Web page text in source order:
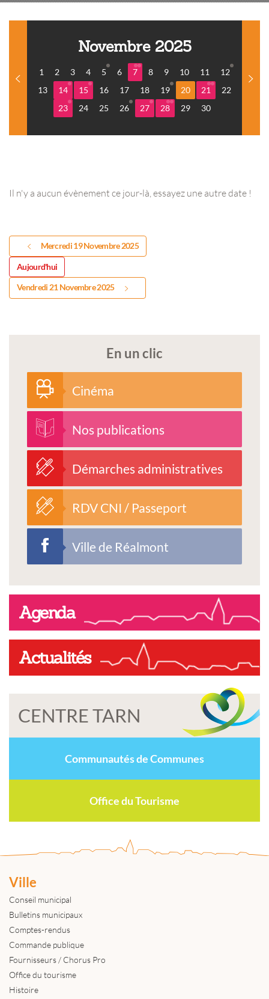
Novembre 2025
1 2 3 4 5 6 7 8 9 10 11
12
13
14 15 16 17 18 19 20 21
22
23
24 25 26 27 28 29 30
Il n'y a aucun évènement ce jour-là, essayez une autre date !
Mercredi 19 Novembre 2025
Aujourd'hui
Vendredi 21 Novembre 2025
En un clic
Cinéma
Nos publications
Démarches administratives
RDV CNI / Passeport
Ville de Réalmont
Agenda
Actualités
CENTRE TARN
Communautés de Communes
Office du Tourisme
Ville
Conseil municipal
Bulletins municipaux
Comptes-rendus
Commande publique
Fournisseurs / Chorus Pro
Office du tourisme
Histoire